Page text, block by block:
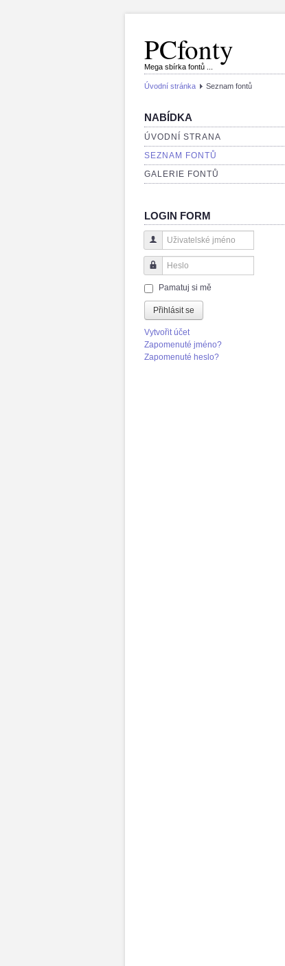
PCfonty
Mega sbírka fontů ...
Úvodní stránka Seznam fontů
NABÍDKA
ÚVODNÍ STRANA
SEZNAM FONTŮ
GALERIE FONTŮ
LOGIN FORM
Uživatelské jméno
Heslo
Pamatuj si mě
Přihlásit se
Vytvořit účet
Zapomenuté jméno?
Zapomenuté heslo?